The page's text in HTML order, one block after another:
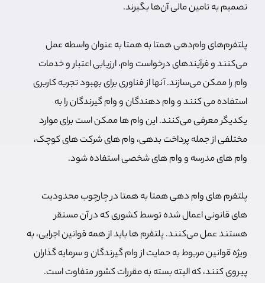
تصمیم به تامین مالی آن‌ها بگیرند.
پلتفرم‌های وام‌دهی همتا به همتا به عنوان واسطه عمل
می‌کنند و فرآیندهای درخواست وام، ارزیابی اعتبار و خدمات
وام را ممکن می‌سازند. آنها از فناوری برای بهبود تجربه کاربری
استفاده می کنند و وام دهندگان و وام گیرندگان را به
یکدیگر معرفی می‌کنند. این وام ها ممکن است برای موارد
مختلفی از جمله پرداخت بدهی، وام های شرکت های کوچک،
وام های مدرسه و وام های شخصی استفاده شود.
پلتفرم های وام دهی همتا به همتا در چارچوب محدودیت
های قانونی اعمال شده توسط کشوری که در آن مستقر
هستند عمل می‌کنند. پلتفرم ها باید از همه قوانین اجرایی، به
ویژه قوانین مربوط به حمایت از وام گیرندگان و سرمایه گذاران
پیروی کنند، که البته بسته به مقررات کشور متفاوت است.